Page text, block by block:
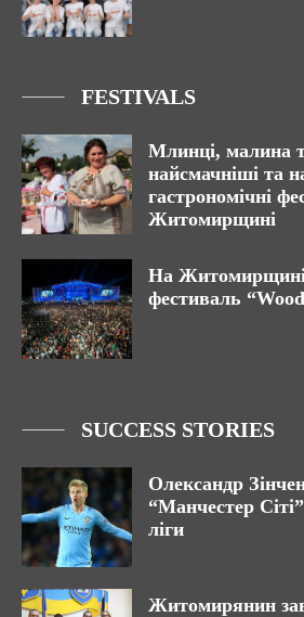
FESTIVALS
Млинці, малина
найсмачніші та
гастрономічні
Житомирщині
На
фестиваль
SUCCESS STORIES
Олександр
“Манчестер
ліги
Житомирянин